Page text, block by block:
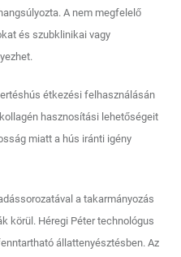
A nem megfelelő
és szubklinikai vagy
étkezési felhasználásán
hasznosítási lehetőségeit
miatt a hús iránti igény
a takarmányozás
körül. Héregi Péter technológus
állattenyésztésben. Az